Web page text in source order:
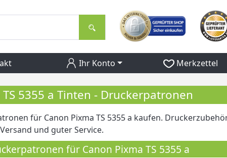
Ihr Konto Merkzettel
5355 a Tinten - Druckerpatronen
für Canon Pixma TS 5355 a kaufen.
und guter Service.
für Canon Pixma TS 5355 a